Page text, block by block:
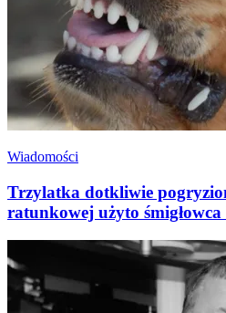
Wiadomości
Trzylatka dotkliwie
ratunkowej użyto